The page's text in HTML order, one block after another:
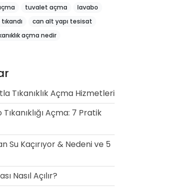
tuvalet açma
lavabo
can alt yapı tesisat
açma nedir
Tıkanıklık Açma Hizmetleri
Açma: 7 Pratik
Su Kaçırıyor & Nedeni ve 5
Nasıl Açılır?